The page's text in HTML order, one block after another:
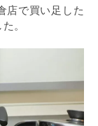
店で買い足した
。